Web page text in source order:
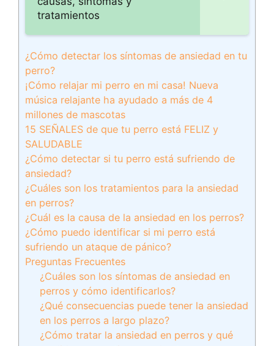
tratamientos
¿Cómo detectar los síntomas de ansiedad en tu
perro?
¡Cómo relajar mi perro en mi casa! Nueva
música relajante ha ayudado a más de 4
millones de mascotas
15 SEÑALES de que tu perro está FELIZ y
SALUDABLE
¿Cómo detectar si tu perro está sufriendo de
ansiedad?
¿Cuáles son los tratamientos para la ansiedad
en perros?
¿Cuál es la causa de la ansiedad en los perros?
¿Cómo puedo identificar si mi perro está
sufriendo un ataque de pánico?
Preguntas Frecuentes
¿Cuáles son los síntomas de ansiedad en
perros y cómo identificarlos?
¿Qué consecuencias puede tener la ansiedad
en los perros a largo plazo?
¿Cómo tratar la ansiedad en perros y qué